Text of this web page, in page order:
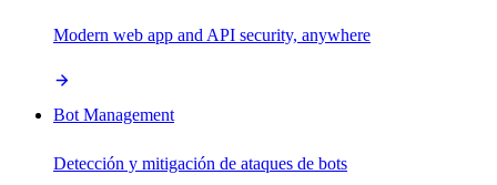
Modern web app and API security, anywhere
Bot Management
Detección y mitigación de ataques de bots